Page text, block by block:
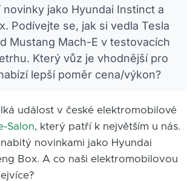
jako Hyundai Instinct a
Podívejte se, jak si vedla Tesla
Mustang Mach-E v testovacích
Který vůz je vhodnější pro
lepší poměr cena/výkon?
událost v české elektromobilové
Salon, který patří k největším u nás.
novinkami jako Hyundai
Box. A co naši elektromobilovou